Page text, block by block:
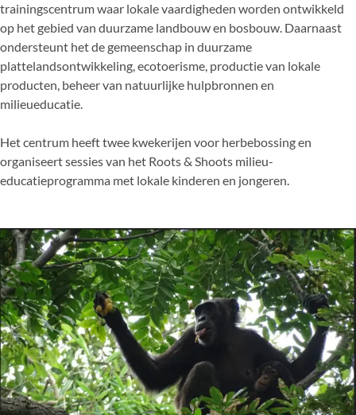
trainingscentrum waar lokale vaardigheden worden ontwikkeld
op het gebied van duurzame landbouw en bosbouw. Daarnaast
ondersteunt het de gemeenschap in duurzame
plattelandsontwikkeling, ecotoerisme, productie van lokale
producten, beheer van natuurlijke hulpbronnen en
milieueducatie.
Het centrum heeft twee kwekerijen voor herbebossing en
organiseert sessies van het Roots & Shoots milieu-
educatieprogramma met lokale kinderen en jongeren.